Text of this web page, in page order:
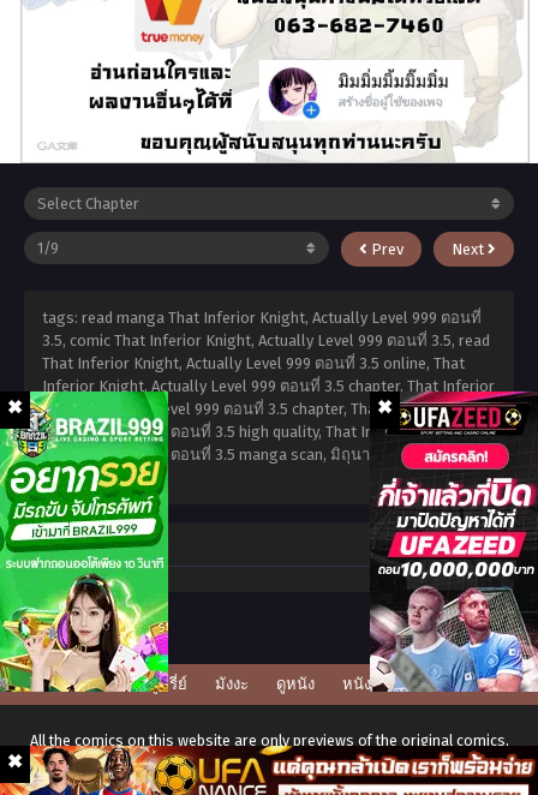
Prev Next
tags: read manga That Inferior Knight, Actually Level 999 ตอนที่
3.5, comic That Inferior Knight, Actually Level 999 ตอนที่ 3.5, read
That Inferior Knight, Actually Level 999 ตอนที่ 3.5 online, That
Inferior Knight, Actually Level 999 ตอนที่ 3.5 chapter, That Inferior
Knight, Actually Level 999 ตอนที่ 3.5 chapter, That Inferior Knight,
Actually Level 999 ตอนที่ 3.5 high quality, That Inferior Knight,
Actually Level 999 ตอนที่ 3.5 manga scan, มิถุนายน 27, 2023,
admin jeawtoh
Comment
ดูซีรี่ย์ มังงะ ดูหนัง หนังโป๊
All the comics on this website are only previews of the original comics,
there may be many language errors, character names, and story lines.
For the original version, please buy the comic if it's available in your city.